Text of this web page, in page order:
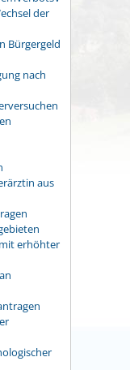
der
Bürgergeld
nach
aus
erhöhter